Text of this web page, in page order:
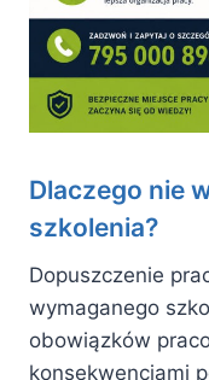
Dlaczego nie
szkolenia?
Dopuszczenie
wymaganego
obowiązków
konsekwencjami